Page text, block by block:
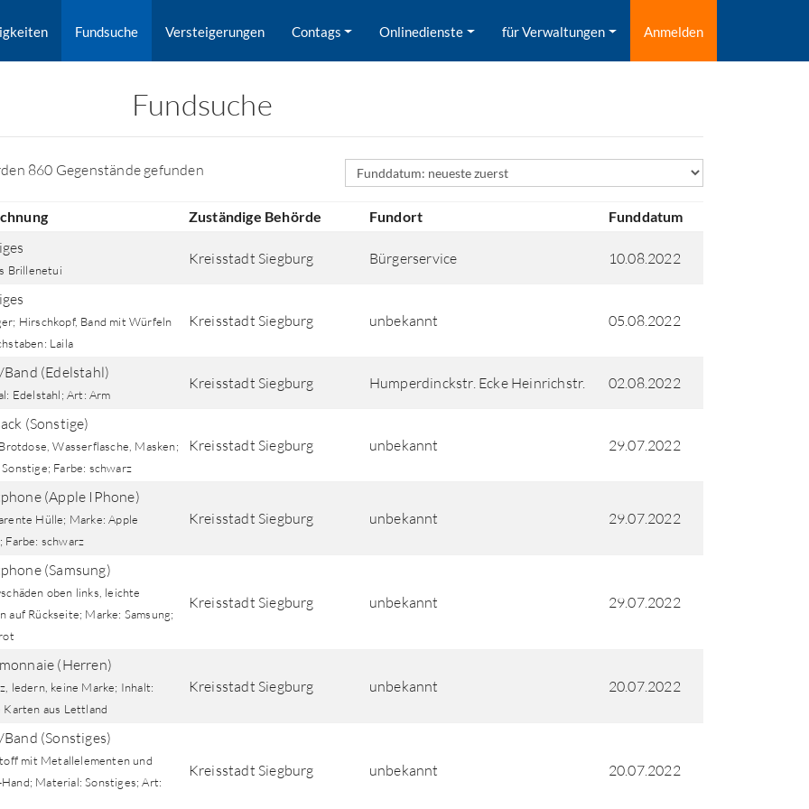
Fundsuche Versteigerungen Contags Onlinedienste für Verwaltungen Anmelden
Fundsuche
nach Orten gesucht.
860 Gegenstände gefunden Sortierfeld
Zuständige Behörde Fundort Funddatum
Brillenetui
Kreisstadt Siegburg Bürgerservice 10.08.2022
Hirschkopf, Band mit Würfeln
Laila
Kreisstadt Siegburg unbekannt 05.08.2022
(Edelstahl)
Edelstahl; Art: Arm
Kreisstadt Siegburg Humperdinckstr. Ecke Heinrichstr. 02.08.2022
(Sonstige)
Wasserflasche, Masken;
Farbe: schwarz
Kreisstadt Siegburg unbekannt 29.07.2022
(Apple IPhone)
Hülle; Marke: Apple
Farbe: schwarz
Kreisstadt Siegburg unbekannt 29.07.2022
(Samsung)
oben links, leichte
auf Rückseite; Marke: Samsung;
Kreisstadt Siegburg unbekannt 29.07.2022
(Herren)
ledern, keine Marke; Inhalt:
Karten aus Lettland
Kreisstadt Siegburg unbekannt 20.07.2022
(Sonstiges)
mit Metallelementen und
Hand; Material: Sonstiges; Art:
Kreisstadt Siegburg unbekannt 20.07.2022